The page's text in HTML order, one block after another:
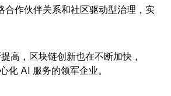
合作伙伴关系和社区驱动型治理，实
高，区块链创新也在不断加快，
化 AI 服务的领军企业。